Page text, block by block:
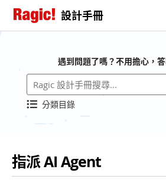
設計手冊
遇到問題了嗎？不用擔心，
分類目錄
指派 AI Agent